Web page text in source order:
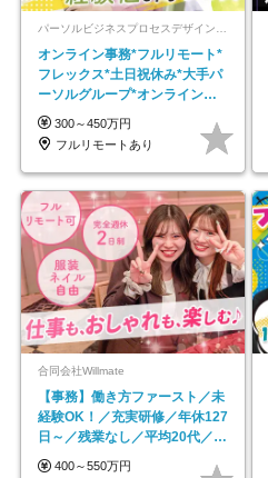
オンライン事務*フルリモート*
フレックス*土日祝休み*大手パ
ーソルグループ*オンライン面
接*30～40代活躍中
300～450万円
フルリモートあり
合同会社Willmate
【事務】働き方ファースト／未
経験OK！／充実研修／年休127
日～／残業なし／平均20代／リ
モートOK
400～550万円